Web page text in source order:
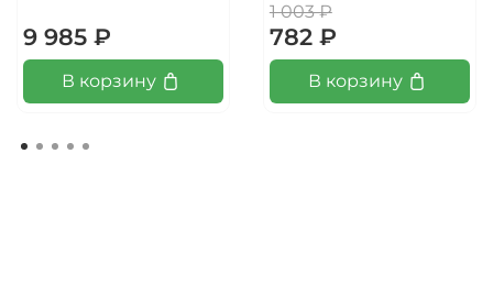
9 985 ₽
В корзину
1 003 ₽
782 ₽
В корзину